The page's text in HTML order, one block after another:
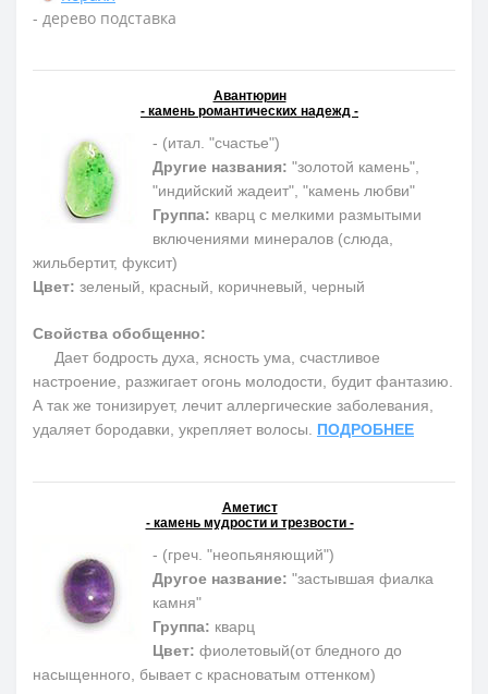
- дерево подставка
Авантюрин
- камень романтических надежд -
- (итал. "счастье")
Другие названия: "золотой камень",
"индийский жадеит", "камень любви"
Группа: кварц с мелкими размытыми
включениями минералов (слюда,
жильбертит, фуксит)
Цвет: зеленый, красный, коричневый, черный
Свойства обобщенно:
Дает бодрость духа, ясность ума, счастливое
настроение, разжигает огонь молодости, будит фантазию.
А так же тонизирует, лечит аллергические заболевания,
удаляет бородавки, укрепляет волосы. ПОДРОБНЕЕ
Аметист
- камень мудрости и трезвости -
- (греч. "неопьяняющий")
Другое название: "застывшая фиалка
камня"
Группа: кварц
Цвет: фиолетовый(от бледного до
насыщенного, бывает с красноватым оттенком)